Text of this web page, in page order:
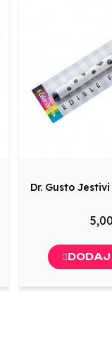
Dr. Gusto
DODAJ